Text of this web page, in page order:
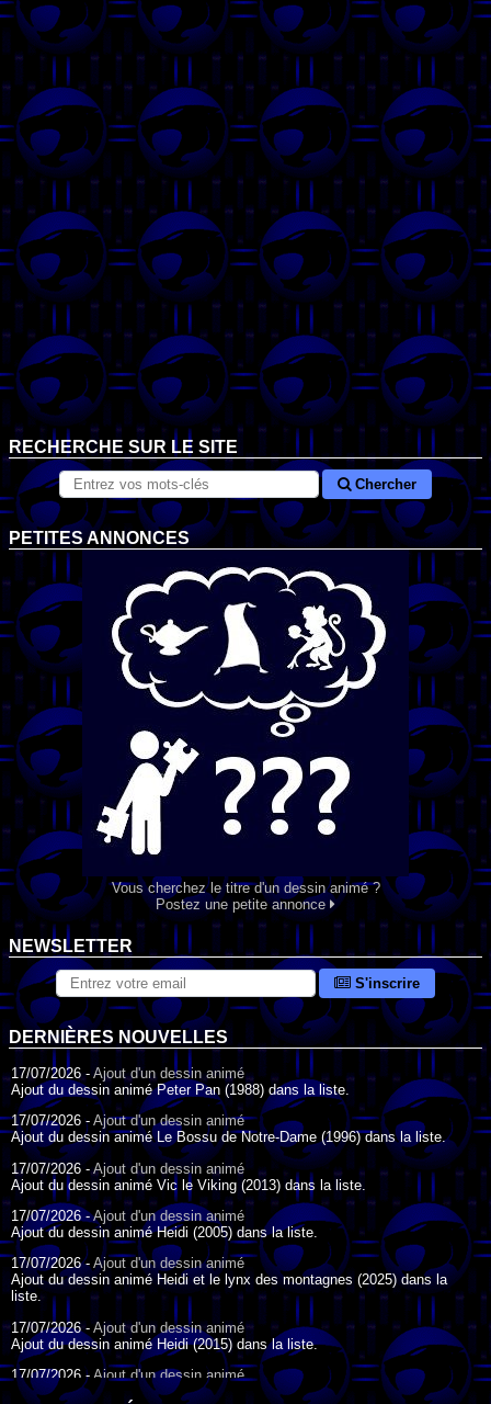
RECHERCHE SUR LE SITE
Chercher
PETITES ANNONCES
Vous cherchez le titre d'un dessin animé ?
Postez une petite annonce
NEWSLETTER
S'inscrire
DERNIÈRES NOUVELLES
17/07/2026 -Ajout d'un dessin animé
Ajout du dessin animé Peter Pan (1988) dans la liste.
17/07/2026 - Ajout d'un dessin animé
Ajout du dessin animé Le Bossu de Notre-Dame (1996) dans la liste.
17/07/2026 -Ajout d'un dessin animé
Ajout du dessin animé Vic le Viking (2013) dans la liste.
17/07/2026 -Ajout d'un dessin animé
Ajout du dessin animé Heidi (2005) dans la liste.
17/07/2026 -Ajout d'un dessin animé
Ajout du dessin animé Heidi et le lynx des montagnes (2025) dans la
liste.
17/07/2026 -Ajout d'un dessin animé
Ajout du dessin animé Heidi (2015) dans la liste.
17/07/2026 - Ajout d'un dessin animé
Ajout du dessin animé Heidi (1995) dans la liste.